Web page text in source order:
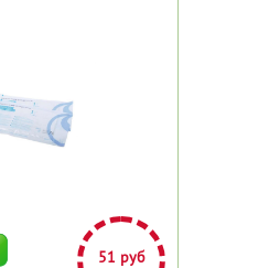
51 руб